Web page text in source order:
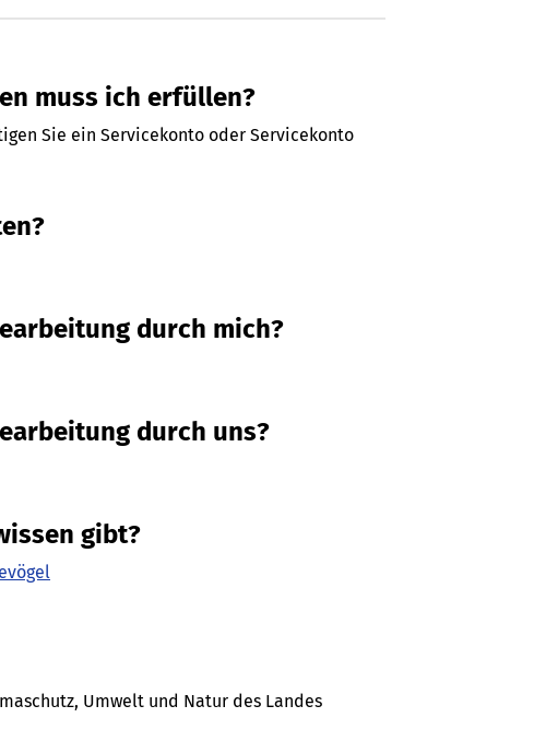
muss ich erfüllen?
Sie ein Servicekonto oder Servicekonto
durch mich?
durch uns?
gibt?
Umwelt und Natur des Landes